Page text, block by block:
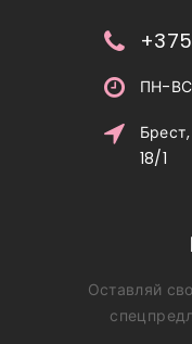
ПН-
18/1
Оставляй